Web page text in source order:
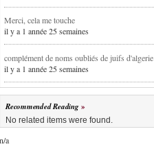
Merci, cela me touche
il y a 1 année 25 semaines
complément de noms oubliés de juifs d'algerie
il y a 1 année 25 semaines
Recommended Reading
No related items were found.
n/a